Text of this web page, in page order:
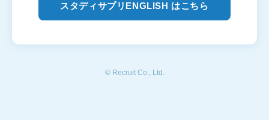
スタディサプリENGLISH はこちら
© Recruit Co., Ltd.